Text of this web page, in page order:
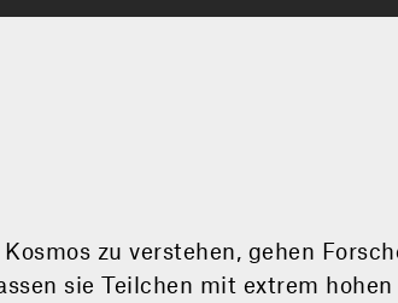
zu verstehen, gehen
sie Teilchen mit extrem